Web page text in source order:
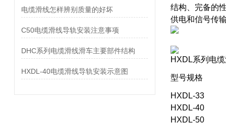
电缆滑线怎样辨别质量的好坏
C50电缆滑线导轨安装注意事项
DHC系列电缆滑线滑车主要部件结构
HXDL-40电缆滑线导轨安装示意图
结构、完备的
供电和信号传
HXDL系列电
型号规格
HXDL-33
HXDL-40
HXDL-50